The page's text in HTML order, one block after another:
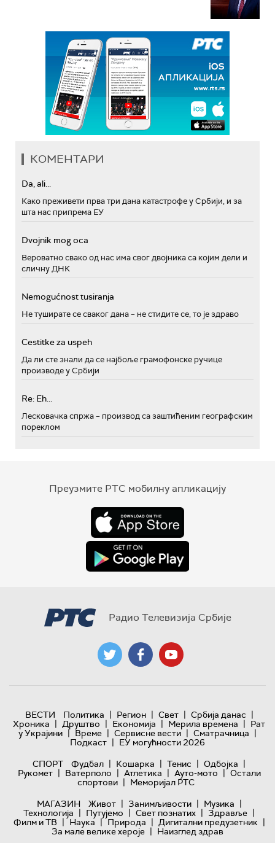
КОМЕНТАРИ
Da, ali...
Како преживети прва три дана катастрофе у Србији, и за
шта нас припрема ЕУ
Dvojnik mog oca
Вероватно свако од нас има свог двојника са којим дели и
сличну ДНК
Nemogućnost tusiranja
Не туширате се сваког дана – не стидите се, то је здраво
Cestitke za uspeh
Да ли сте знали да се најбоље грамофонске ручице
производе у Србији
Re: Eh...
Лесковачка спржа – производ са заштићеним географским
пореклом
Преузмите РТС мобилну апликацију
Радио Телевизија Србије
ВЕСТИ Политика | Регион | Свет | Србија данас |
Хроника | Друштво | Економија | Мерила времена | Рат
у Украјини | Време | Сервисне вести | Сматрачница |
Подкаст | ЕУ могућности 2026
СПОРТ
Фудбал | Кошарка | Тенис | Одбојка |
Рукомет | Ватерполо | Атлетика | Ауто-мото | Остали
спортови | Меморијал РТС
МАГАЗИН
Живот | Занимљивости | Музика |
Технологијa | Путујемо | Свет познатих | Здравље |
Филм и ТВ | Наука | Природа | Дигитални предузетник |
За мале велике хероје | Наизглед здрав